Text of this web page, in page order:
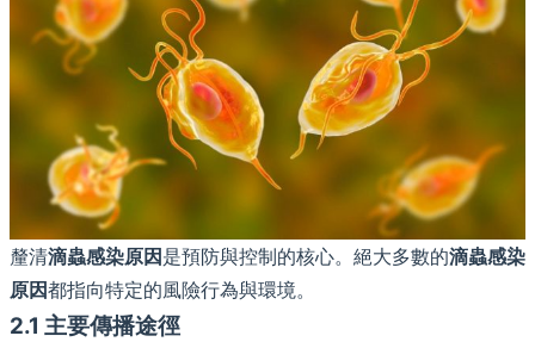
釐清滴蟲感染原因 是預防與控制的核心。絕大多數的滴蟲感染
原因都指向特定的風險行為與環境。
2.1 主要傳播途徑